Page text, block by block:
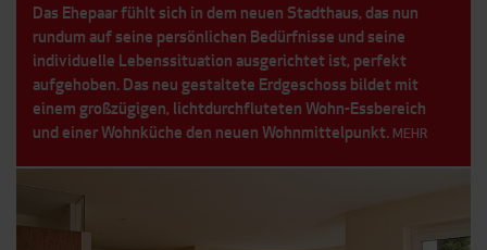
Das Ehepaar fühlt sich in dem neuen Stadthaus, das nun
rundum auf seine persönlichen Bedürfnisse und seine
individuelle Lebenssituation ausgerichtet ist, perfekt
aufgehoben. Das neu gestaltete Erdgeschoss bildet mit
einem großzügigen, lichtdurchfluteten Wohn-Essbereich
und einer Wohnküche den neuen Wohnmittelpunkt. MEHR